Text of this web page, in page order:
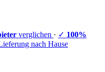
verglichen · ✓ 100%
nach Hause